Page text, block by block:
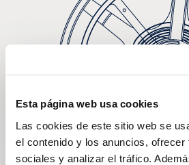
Esta página web usa cookies
Las cookies de este sitio web se
el contenido y los anuncios, ofrecer
sociales y analizar el tráfico.